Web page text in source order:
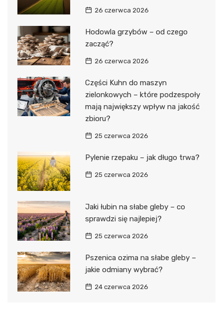
26 czerwca 2026
Hodowla grzybów – od czego
zacząć?
26 czerwca 2026
Części Kuhn do maszyn
zielonkowych – które podzespoły
mają największy wpływ na jakość
zbioru?
25 czerwca 2026
Pylenie rzepaku – jak długo trwa?
25 czerwca 2026
Jaki łubin na słabe gleby – co
sprawdzi się najlepiej?
25 czerwca 2026
Pszenica ozima na słabe gleby –
jakie odmiany wybrać?
24 czerwca 2026